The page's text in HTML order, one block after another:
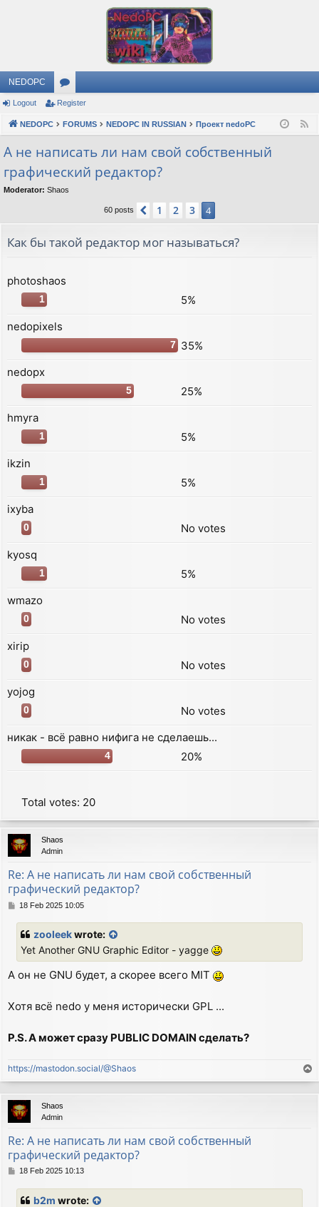
NEDOPC
or
u
s
Logout Register
NEDOPC FORUMS NEDOPC IN RUSSIAN Проект nedoPC
А не написать ли нам свой собственный
графический редактор?
Moderator: Shaos
60 posts Previous
1 2 3 4
Как бы такой редактор мог называться?
photoshaos
1
5%
nedopixels
7 35%
nedopx
5
25%
hmyra
1
5%
ikzin
1
5%
ixyba
0
No votes
kyosq
1
5%
wmazo
0
No votes
xirip
0
No votes
yojog
0
No votes
никак - всё равно нифига не сделаешь...
4 20%
Total votes: 20
Shaos
Admin
Re: А не написать ли нам свой собственный
графический редактор?
P18 Feb 2025 10:05
zooleekwrote:
Yet Another GNU Graphic Editor - yagge
А он не GNU будет, а скорее всего MIT
Хотя всё nedo у меня исторически GPL ...
P.S. А может сразу PUBLIC DOMAIN сделать?
https://mastodon.social/@Shaos
o
p
Shaos
Admin
Re: А не написать ли нам свой собственный
графический редактор?
P18 Feb 2025 10:13
b2m wrote: